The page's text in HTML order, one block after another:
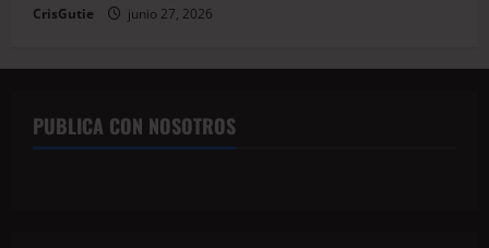
CrisGutie junio 27, 2026
PUBLICA CON NOSOTROS